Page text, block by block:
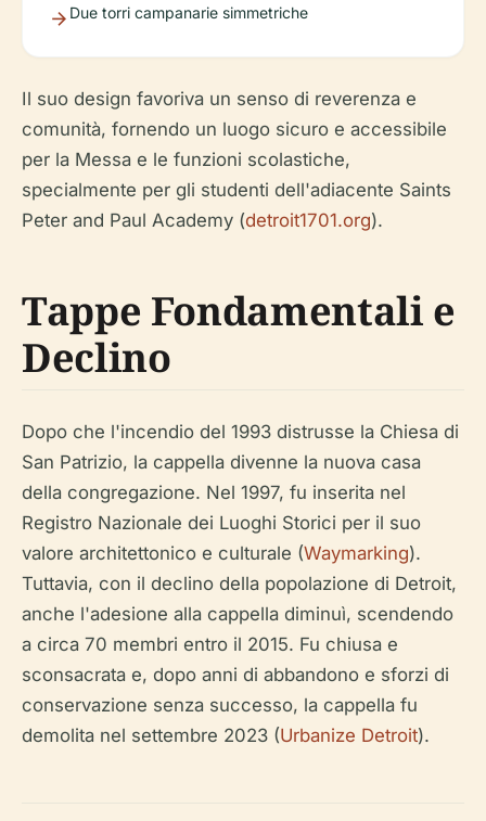
Due torri campanarie simmetriche
Il suo design favoriva un senso di reverenza e
comunità, fornendo un luogo sicuro e accessibile
per la Messa e le funzioni scolastiche,
specialmente per gli studenti dell'adiacente Saints
Peter and Paul Academy (detroit1701.org).
Tappe Fondamentali e
Declino
Dopo che l'incendio del 1993 distrusse la Chiesa di
San Patrizio, la cappella divenne la nuova casa
della congregazione. Nel 1997, fu inserita nel
Registro Nazionale dei Luoghi Storici per il suo
valore architettonico e culturale (Waymarking).
Tuttavia, con il declino della popolazione di Detroit,
anche l'adesione alla cappella diminuì, scendendo
a circa 70 membri entro il 2015. Fu chiusa e
sconsacrata e, dopo anni di abbandono e sforzi di
conservazione senza successo, la cappella fu
demolita nel settembre 2023 (Urbanize Detroit).